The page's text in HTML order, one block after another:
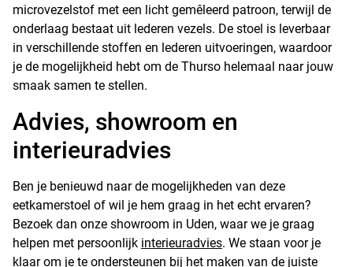
microvezelstof met een licht gemêleerd patroon, terwijl de
onderlaag bestaat uit lederen vezels. De stoel is leverbaar
in verschillende stoffen en lederen uitvoeringen, waardoor
je de mogelijkheid hebt om de Thurso helemaal naar jouw
smaak samen te stellen.
Advies, showroom en
interieuradvies
Ben je benieuwd naar de mogelijkheden van deze
eetkamerstoel of wil je hem graag in het echt ervaren?
Bezoek dan onze showroom in Uden, waar we je graag
helpen met persoonlijk interieuradvies. We staan voor je
klaar om je te ondersteunen bij het maken van de juiste